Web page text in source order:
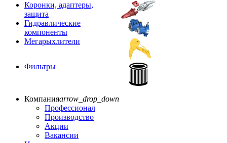
Коронки, адаптеры,
защита
Гидравлические
компоненты
Мегарыхлители
Фильтры
Компанияarrow_drop_down
Профессионал
Производство
Акции
Вакансии